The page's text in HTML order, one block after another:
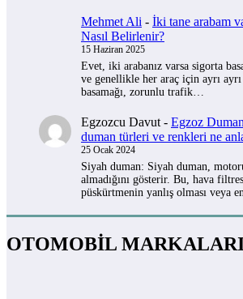
Mehmet Ali - İki tane arabam
Nasıl Belirlenir?
15 Haziran 2025
Evet, iki arabanız varsa sigorta
ve genellikle her araç için ayrı
basamağı, zorunlu trafik…
Egzozcu Davut - Egzoz
duman türleri ve renkleri ne
25 Ocak 2024
Siyah duman: Siyah duman,
almadığını gösterir. Bu, hava
püskürtmenin yanlış olması veya
OTOMOBİL